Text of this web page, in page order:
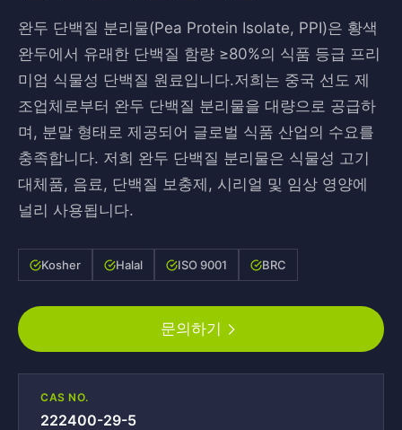
완두 단백질 분리물(Pea Protein Isolate, PPI)은 황색
완두에서 유래한 단백질 함량 ≥80%의 식품 등급 프리
미엄 식물성 단백질 원료입니다.저희는 중국 선도 제
조업체로부터 완두 단백질 분리물을 대량으로 공급하
며, 분말 형태로 제공되어 글로벌 식품 산업의 수요를
충족합니다. 저희 완두 단백질 분리물은 식물성 고기
대체품, 음료, 단백질 보충제, 시리얼 및 임상 영양에
널리 사용됩니다.
Kosher Halal ISO 9001 BRC
문의하기
CAS NO.
222400-29-5